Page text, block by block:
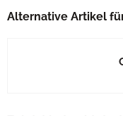
Alternative Artikel